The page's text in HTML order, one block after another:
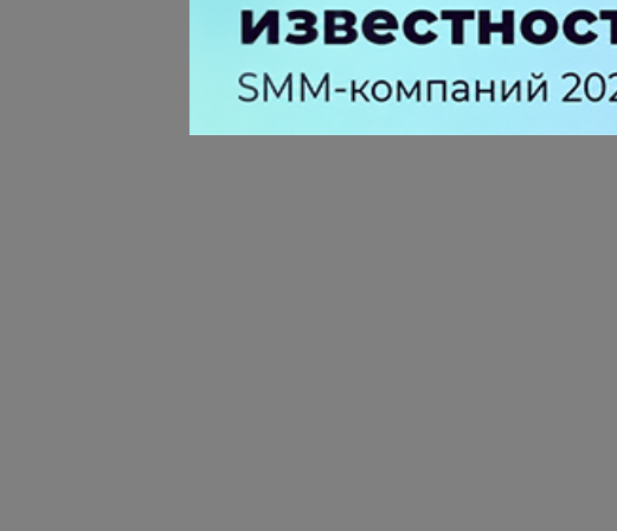
маркетинга вошел в фазу стагнации
после нескольких лет роста
0 КОММЕНТАРИЕВ